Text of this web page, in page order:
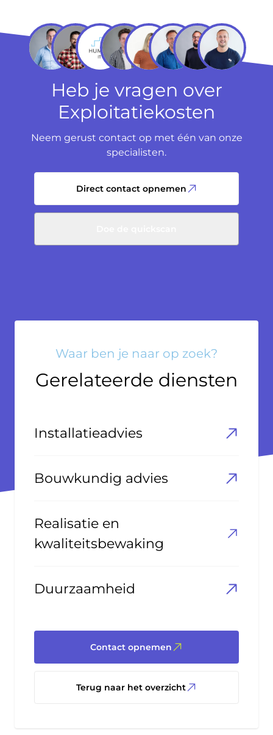
Heb je vragen over
Exploitatiekosten
Neem gerust contact op met één van onze
specialisten.
Direct contact opnemen
Waar ben je naar op zoek?
Gerelateerde diensten
Installatieadvies
Bouwkundig advies
Realisatie en
kwaliteitsbewaking
Duurzaamheid
Contact opnemen
Terug naar het overzicht